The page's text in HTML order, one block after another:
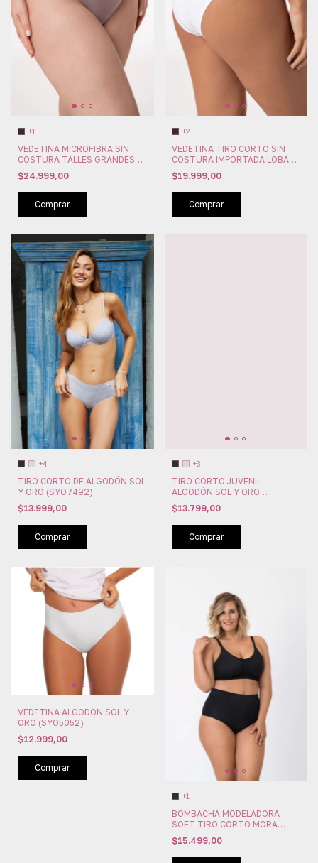
+1
VEDETINA MICROFIBRA SIN
COSTURA TALLES GRANDES
LOBA BY LUPO (LU40306-001)
$24.999,00
Comprar
+2
VEDETINA TIRO CORTO SIN
COSTURA IMPORTADA LOBA
BY LUPO (LU40300-001)
$19.999,00
Comprar
+4
TIRO CORTO DE ALGODÓN SOL
Y ORO (SYO7492)
$13.999,00
Comprar
+3
TIRO CORTO JUVENIL
ALGODÓN SOL Y ORO
(SYO7292)
$13.799,00
Comprar
VEDETINA ALGODON SOL Y
ORO (SYO5052)
$12.999,00
Comprar
+1
BOMBACHA MODELADORA
SOFT TIRO CORTO MORA
(MO1876)
$15.499,00